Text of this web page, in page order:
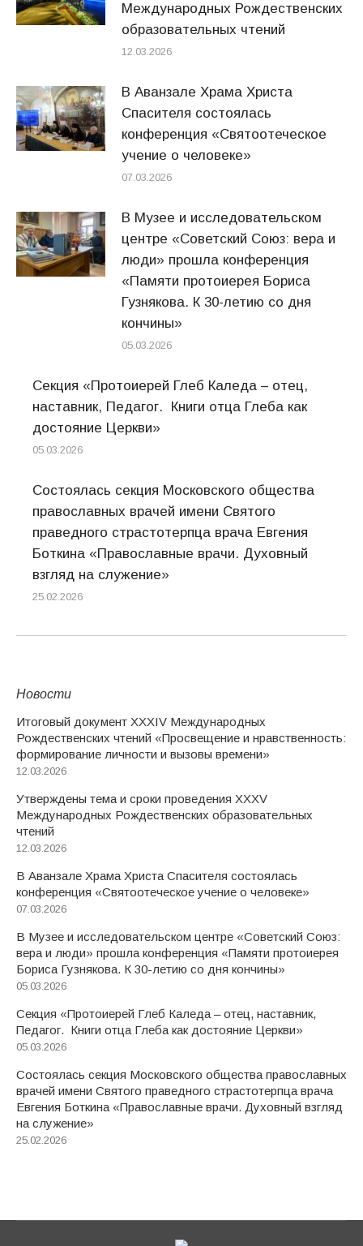
Международных Рождественских
образовательных чтений
12.03.2026
В Аванзале Храма Христа
Спасителя состоялась
конференция «Святоотеческое
учение о человеке»
07.03.2026
В Музее и исследовательском
центре «Советский Союз: вера и
люди» прошла конференция
«Памяти протоиерея Бориса
Гузнякова. К 30-летию со дня
кончины»
05.03.2026
Секция «Протоиерей Глеб Каледа – отец,
наставник, Педагог. Книги отца Глеба как
достояние Церкви»
05.03.2026
Состоялась секция Московского общества
православных врачей имени Святого
праведного страстотерпца врача Евгения
Боткина «Православные врачи. Духовный
взгляд на служение»
25.02.2026
Новости
Итоговый документ XXХIV Международных
Рождественских чтений «Просвещение и нравственность:
формирование личности и вызовы времени»
12.03.2026
Утверждены тема и сроки проведения XXXV
Международных Рождественских образовательных
чтений
12.03.2026
В Аванзале Храма Христа Спасителя состоялась
конференция «Святоотеческое учение о человеке»
07.03.2026
В Музее и исследовательском центре «Советский Союз:
вера и люди» прошла конференция «Памяти протоиерея
Бориса Гузнякова. К 30-летию со дня кончины»
05.03.2026
Секция «Протоиерей Глеб Каледа – отец, наставник,
Педагог. Книги отца Глеба как достояние Церкви»
05.03.2026
Состоялась секция Московского общества православных
врачей имени Святого праведного страстотерпца врача
Евгения Боткина «Православные врачи. Духовный взгляд
на служение»
25.02.2026